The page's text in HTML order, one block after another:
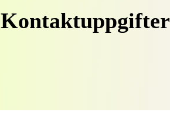
Kontaktuppgifter